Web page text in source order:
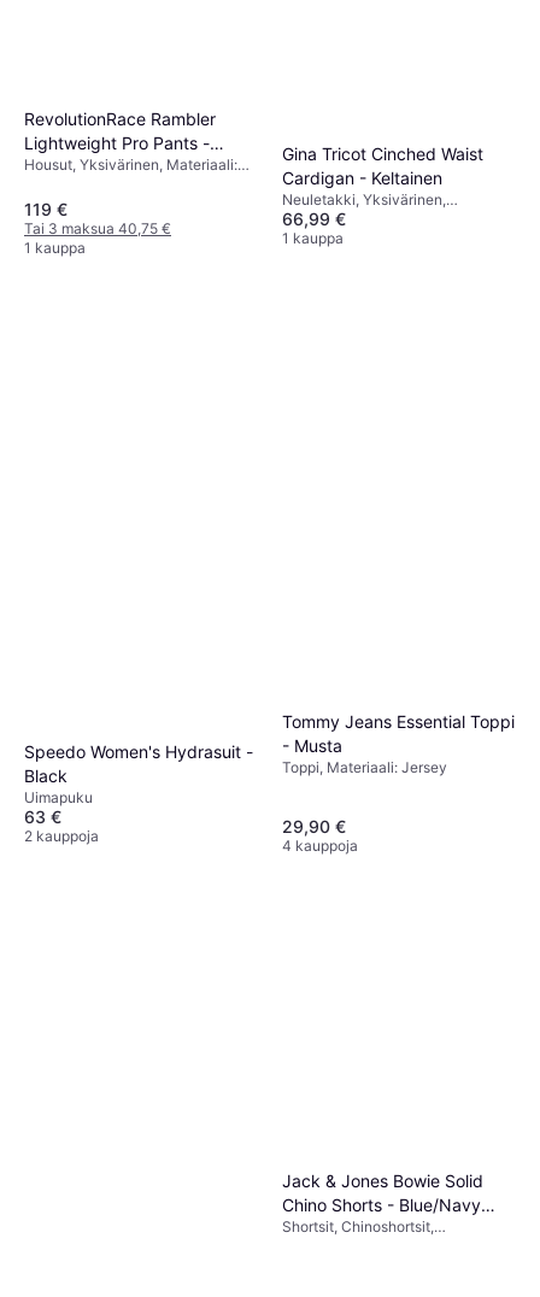
RevolutionRace Rambler
Lightweight Pro Pants -
Anthracite/Black
Housut, Yksivärinen, Materiaali:
119 €
Tai 3 maksua 40,75 €
1 kauppa
Gina Tricot Cinched Waist
Cardigan - Keltainen
Neuletakki, Yksivärinen,
Materiaali: Puuvilla
66,99 €
1 kauppa
Speedo Women's Hydrasuit -
Black
Uimapuku
63 €
2 kauppoja
Tommy Jeans Essential Toppi
- Musta
Toppi, Materiaali: Jersey
29,90 €
4 kauppoja
Jack & Jones Bowie Solid
Chino Shorts - Blue/Navy
Blazer
Shortsit, Chinoshortsit,